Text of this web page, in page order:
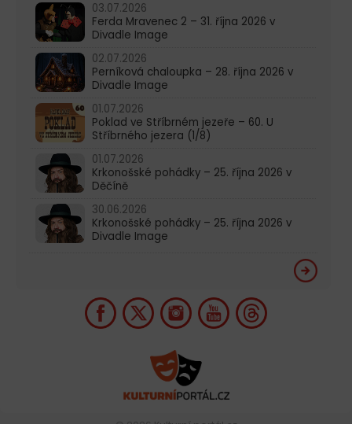
03.07.2026
Ferda Mravenec 2 – 31. října 2026 v
Divadle Image
02.07.2026
Perníková chaloupka – 28. října 2026 v
Divadle Image
01.07.2026
Poklad ve Stříbrném jezeře – 60. U
Stříbrného jezera (1/8)
01.07.2026
Krkonošské pohádky – 25. října 2026 v
Děčíně
30.06.2026
Krkonošské pohádky – 25. října 2026 v
Divadle Image